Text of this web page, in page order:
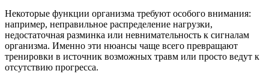
Некоторые функции организма требуют особого внимания:
например, неправильное распределение нагрузки,
недостаточная разминка или невнимательность к сигналам
организма. Именно эти нюансы чаще всего превращают
тренировки в источник возможных травм или просто ведут к
отсутствию прогресса.